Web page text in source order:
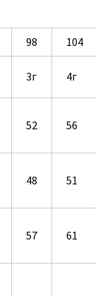
98
104
3г 4г
52 56
48 51
57 61